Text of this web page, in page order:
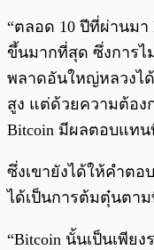
“ตลอด 10 ปีที่ผ่านม
ขึ้นมากที่สุด ซึ่งการไ
พลาดอันใหญ่หลวงไ
สูง แต่ด้วยความต้อง
Bitcoin มีผลตอบแท
ซึ่งเขายังได้ให้คำตอ
ได้เป็นการต้มตุ๋นตา
“Bitcoin นั้นเป็นเพีย